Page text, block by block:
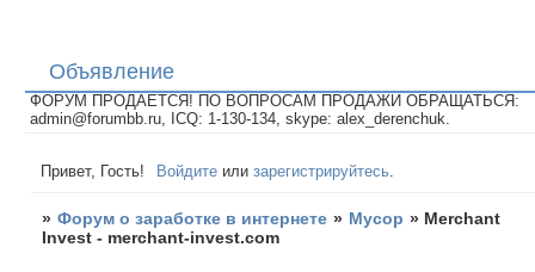
Объявление
ФОРУМ ПРОДАЕТСЯ! ПО ВОПРОСАМ ПРОДАЖИ ОБРАЩАТЬСЯ:
admin@forumbb.ru, ICQ: 1-130-134, skype: alex_derenchuk.
Привет, Гость! Войдите илизарегистрируйтесь
» Форум о заработке в интернете » Мусор » Merchant
Invest - merchant-invest.com